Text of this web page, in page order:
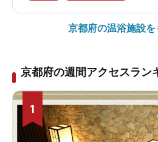
京都府の温浴施設を
京都府の週間アクセスラン
1